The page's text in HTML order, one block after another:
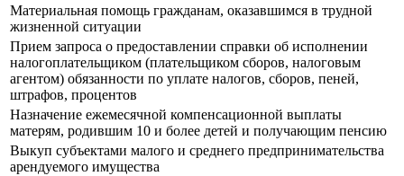
Материальная помощь гражданам, оказавшимся в трудной
жизненной ситуации
Прием запроса о предоставлении справки об исполнении
налогоплательщиком (плательщиком сборов, налоговым
агентом) обязанности по уплате налогов, сборов, пеней,
штрафов, процентов
Назначение ежемесячной компенсационной выплаты
матерям, родившим 10 и более детей и получающим пенсию
Выкуп субъектами малого и среднего предпринимательства
арендуемого имущества